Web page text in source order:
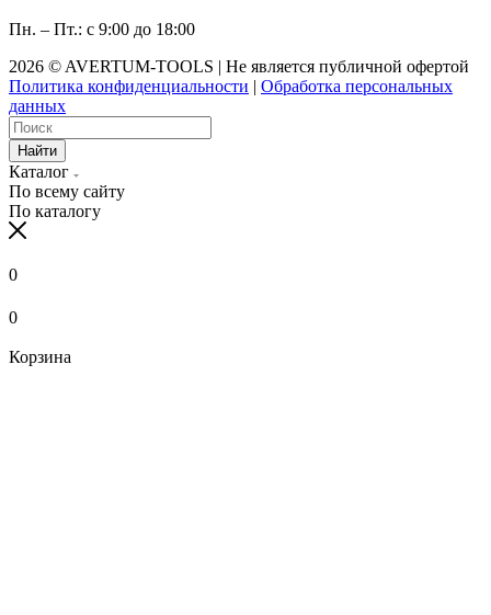
Пн. – Пт.: с 9:00 до 18:00
2026 © AVERTUM-TOOLS | Не является публичной офертой
Политика конфиденциальности | Обработка персональных
данных
Найти
Каталог
По всему сайту
По каталогу
0
0
Корзина